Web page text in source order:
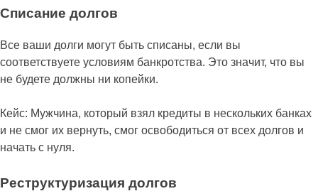
Списание долгов
Все ваши долги могут быть списаны, если вы
соответствуете условиям банкротства. Это значит, что вы
не будете должны ни копейки.
Кейс: Мужчина, который взял кредиты в нескольких банках
и не смог их вернуть, смог освободиться от всех долгов и
начать с нуля.
Реструктуризация долгов